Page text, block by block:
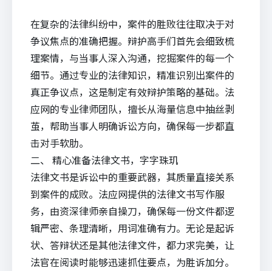
在复杂的法律纠纷中，案件的胜败往往取决于对
争议焦点的准确把握。辩护高手们首先会细致梳
理案情，与当事人深入沟通，挖掘案件的每一个
细节。通过专业的法律知识，精准识别出案件的
真正争议点，这是制定有效辩护策略的基础。 法
应网的专业律师团队，擅长从海量信息中抽丝剥
茧，帮助当事人明确诉讼方向，确保每一步都直
击对手软肋。
二、 精心准备法律文书，字字珠玑
法律文书是诉讼中的重要武器，其质量直接关系
到案件的成败。法应网提供的法律文书写作服
务，由资深律师亲自操刀，确保每一份文件都逻
辑严密、条理清晰，用词准确有力。无论是起诉
状、答辩状还是其他法律文件，都力求完美，让
法官在阅读时能够迅速抓住要点，为胜诉加分。